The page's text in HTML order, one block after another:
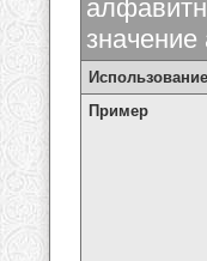
Использование
Пример